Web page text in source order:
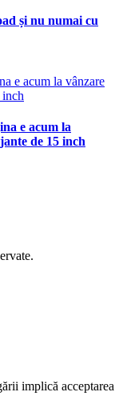
și nu numai cu
e acum la
de 15 inch
implică acceptarea